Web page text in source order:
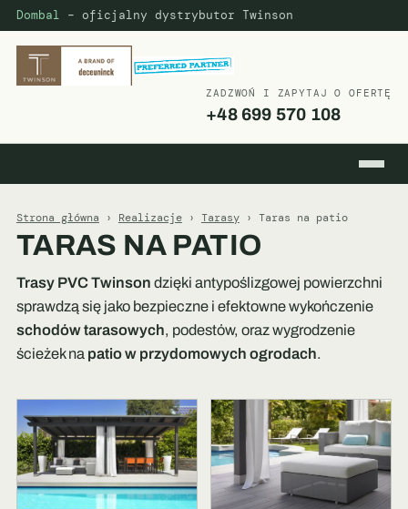
Dombal – oficjalny dystrybutor Twinson
ZADZWOŃ I ZAPYTAJ O OFERTĘ
+48 699 570 108
Strona główna › Realizacje› Tarasy› Taras na patio
TARAS NA PATIO
Trasy PVC Twinson dzięki antypoślizgowej powierzchni
sprawdzą się jako bezpieczne i efektowne wykończenie
schodów tarasowych, podestów, oraz wygrodzenie
ścieżek na patio w przydomowych ogrodach.